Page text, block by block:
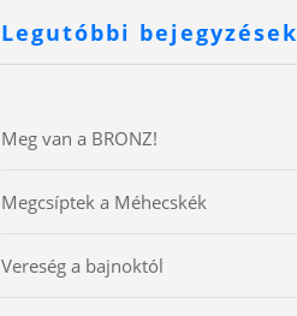
Legutóbbi bejegyzések
Meg van a BRONZ!
Megcsíptek a Méhecskék
Vereség a bajnoktól